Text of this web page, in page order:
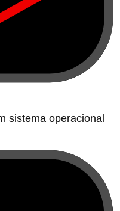
sistema operacional